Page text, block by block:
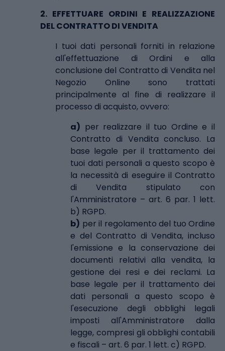
2. EFFETTUARE ORDINI E REALIZZAZIONE
DEL CONTRATTO DI VENDITA
I tuoi dati personali forniti in relazione
all'effettuazione di Ordini e alla
conclusione del Contratto di Vendita nel
Negozio Online sono trattati
principalmente al fine di realizzare il
processo di acquisto, ovvero:
a) per realizzare il tuo Ordine e il
Contratto di Vendita concluso. La
base legale per il trattamento dei
tuoi dati personali a questo scopo è
la necessità di eseguire il Contratto
di Vendita stipulato con
l'Amministratore – art. 6 par. 1 lett.
b) RGPD.
b) per il regolamento del tuo Ordine
e del Contratto di Vendita, incluso
l'emissione e la conservazione dei
documenti relativi alla vendita, la
gestione dei resi e dei reclami. La
base legale per il trattamento dei
dati personali a questo scopo è
l'esecuzione degli obblighi legali
imposti all'Amministratore dalla
legge, compresi gli obblighi contabili
e fiscali – art. 6 par. 1 lett. c) RGPD.